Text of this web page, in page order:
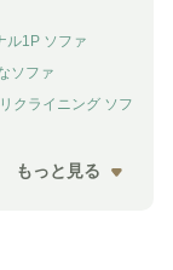
ル1P ソファ
ソファ
クライニング ソフ
もっと見る